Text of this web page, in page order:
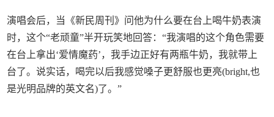
演唱会后，当《新民周刊》问他为什么要在台上喝牛奶表演
时，这个“老顽童”半开玩笑地回答：“我演唱的这个角色需要
在台上拿出‘爱情魔药’，我手边正好有两瓶牛奶，我就带上
台了。说实话，喝完以后我感觉嗓子更舒服也更亮(bright,也
是光明品牌的英文名)了。”